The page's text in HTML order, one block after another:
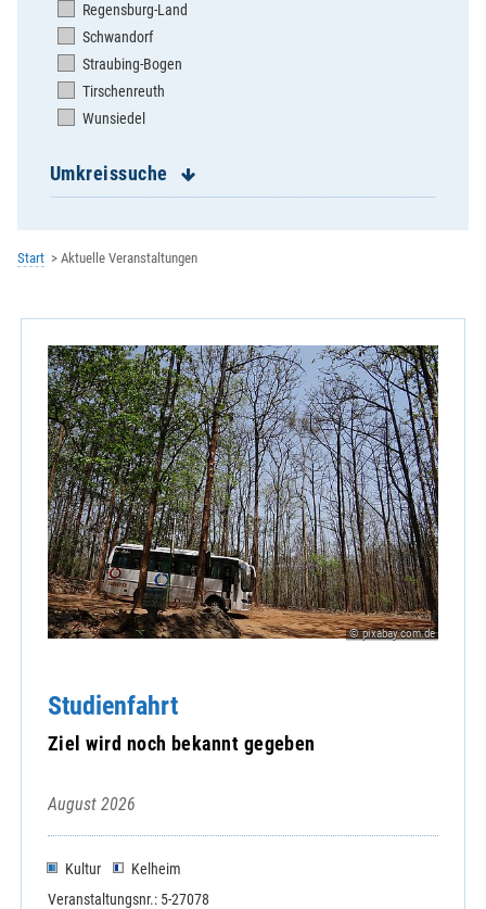
St. Bonifaz/St. Georg
St. Cäcilia
St. Coloman Harting
St. Emmeram
St. Georg Schwabelweis
St. Paul Königswiesen
St. Wolfgang
Zentrale Veranstaltung
Kath. Erziehergemeinschaft
Kath. Hochschulgemeinde
Regensburg-Land
Schwandorf
Straubing-Bogen
Tirschenreuth
Wunsiedel
Umkreissuche
Start Aktuelle Veranstaltungen
© pixabay.com.de
Studienfahrt
Ziel wird noch bekannt gegeben
August 2026
Kultur
Kelheim
Veranstaltungsnr.: 5-27078